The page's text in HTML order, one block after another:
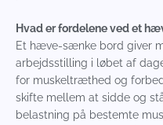
Hvad er fordelene ved et
Et hæve-sænke bord giver
arbejdsstilling i løbet af
for muskeltræthed og
skifte mellem at sidde og
belastning på bestemte